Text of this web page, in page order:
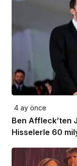
4 ay önce
Ben Affleck’ten
Hisselerle 60